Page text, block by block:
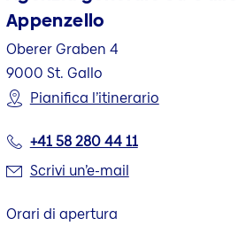
Appenzello
Oberer Graben 4
9000 St. Gallo
Pianifica l’itinerario
+41 58 280 44 11
Scrivi un’e-mail
Orari di apertura